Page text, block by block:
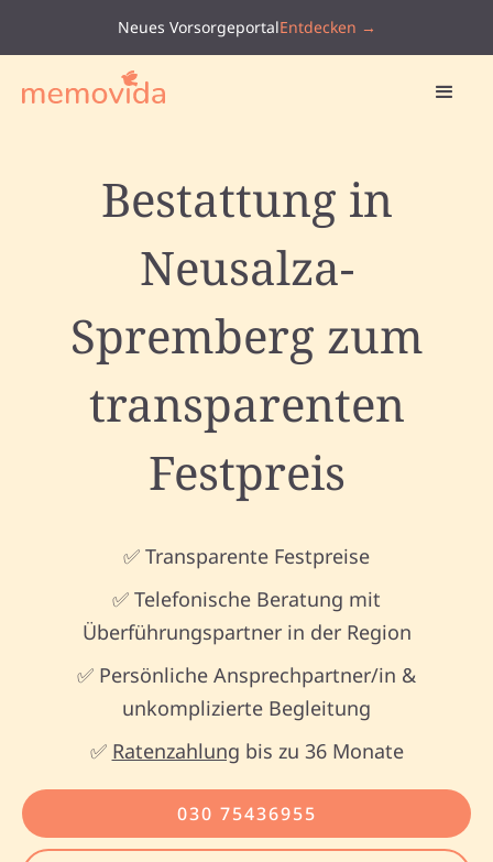
Neues VorsorgeportalEntdecken →
Bestattung in
Neusalza-
Spremberg zum
transparenten
Festpreis
✅ Transparente Festpreise
✅ Telefonische Beratung mit
Überführungspartner in der Region
✅ Persönliche Ansprechpartner/in &
unkomplizierte Begleitung
✅ Ratenzahlung bis zu 36 Monate
030 75436955